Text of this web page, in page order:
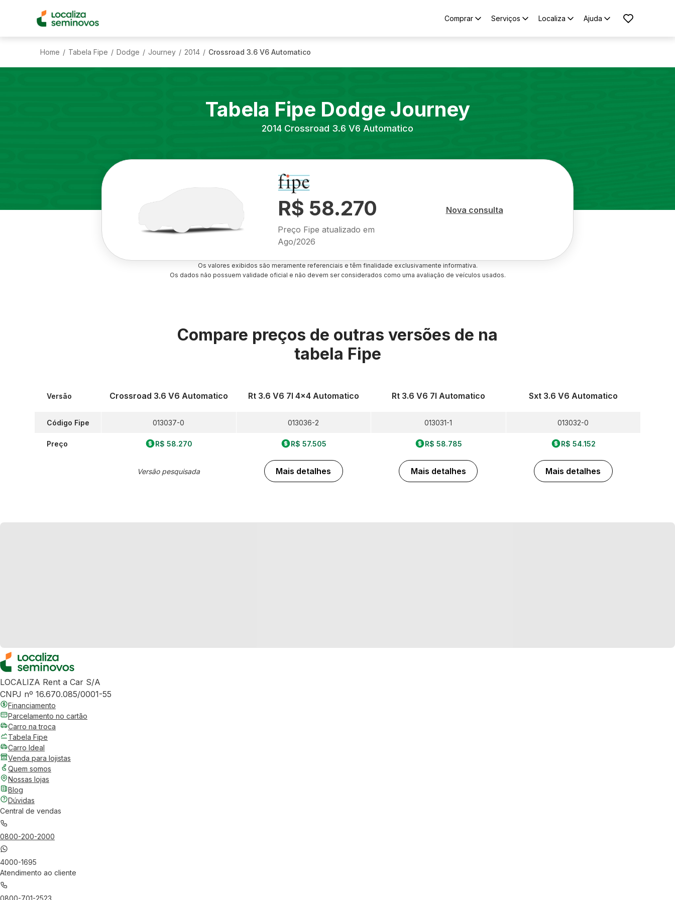
Comprar Serviços Localiza Ajuda
Home / Tabela Fipe / Dodge / Journey / 2014 / Crossroad 3.6 V6 Automatico
Tabela Fipe Dodge Journey
2014 Crossroad 3.6 V6 Automatico
R$ 58.270
Preço Fipe atualizado em
Ago/2026
Nova consulta
Os valores exibidos são meramente referenciais e têm finalidade exclusivamente informativa.
Os dados não possuem validade oficial e não devem ser considerados como uma avaliação de veículos usados.
Compare preços de outras versões de na
tabela Fipe
Versão
Código Fipe
Preço
Crossroad 3.6 V6 Automatico
013037-0
R$ 58.270
Versão pesquisada
Rt 3.6 V6 7l 4x4 Automatico
013036-2
R$ 57.505
Mais detalhes
Rt 3.6 V6 7l Automatico
013031-1
R$ 58.785
Mais detalhes
Sxt 3.6 V6 Automatico
013032-0
R$ 54.152
Mais detalhes
LOCALIZA Rent a Car S/A
CNPJ nº 16.670.085/0001-55
Financiamento
Parcelamento no cartão
Carro na troca
Tabela Fipe
Carro Ideal
Venda para lojistas
Quem somos
Nossas lojas
Blog
Dúvidas
Central de vendas
0800-200-2000
4000-1695
Atendimento ao cliente
0800-701-2523